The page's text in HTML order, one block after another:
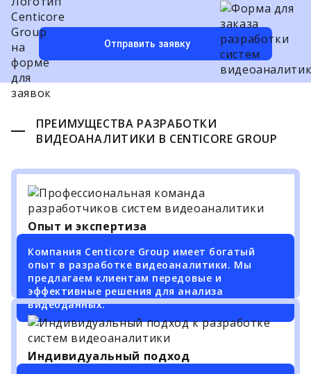
Отправить заявку
ПРЕИМУЩЕСТВА РАЗРАБОТКИ
ВИДЕОАНАЛИТИКИ В CENTICORE GROUP
Опыт и экспертиза
Компания Centicore Group имеет богатый
опыт в разработке видеоаналитики. Мы
предлагаем клиентам передовые и
эффективные решения для анализа
видеоданных.
Индивидуальный подход